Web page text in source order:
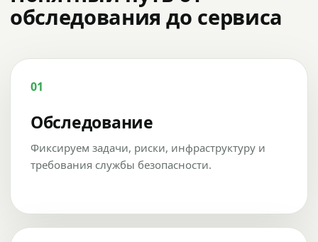
обследования до сервиса
01
Обследование
Фиксируем задачи, риски, инфраструктуру и
требования службы безопасности.